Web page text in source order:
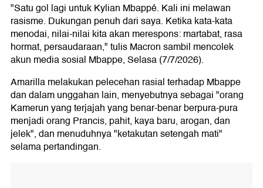
"Satu gol lagi untuk Kylian Mbappé. Kali ini melawan
rasisme. Dukungan penuh dari saya. Ketika kata-kata
menodai, nilai-nilai kita akan merespons: martabat, rasa
hormat, persaudaraan," tulis Macron sambil mencolek
akun media sosial Mbappe, Selasa (7/7/2026).
Amarilla melakukan pelecehan rasial terhadap Mbappe
dan dalam unggahan lain, menyebutnya sebagai "orang
Kamerun yang terjajah yang benar-benar berpura-pura
menjadi orang Prancis, pahit, kaya baru, arogan, dan
jelek", dan menuduhnya "ketakutan setengah mati"
selama pertandingan.